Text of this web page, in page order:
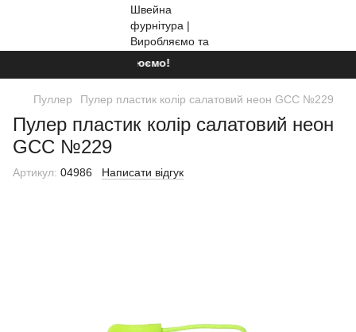
Ми працюємо!
Пуллер Пулер пластик колір салатовий неон GCC №229
Пулер пластик колір салатовий неон
GCC №229
Артикул: 04986 Написати відгук